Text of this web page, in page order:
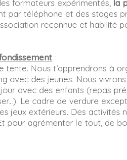
formateurs expérimentés, la
par téléphone et des stages
reconnue et habilité
:
tente. Nous t’apprendrons à
avec des jeunes. Nous
avec des enfants (repas
Le cadre de verdure
jeux extérieurs. Des activités
pour agrémenter le tout, de